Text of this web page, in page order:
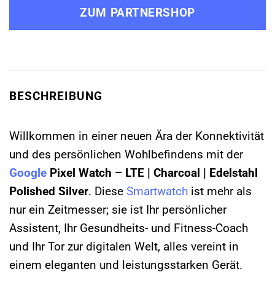
ZUM PARTNERSHOP
BESCHREIBUNG
Willkommen in einer neuen Ära der Konnektivität
und des persönlichen Wohlbefindens mit der
Google Pixel Watch – LTE | Charcoal | Edelstahl
Polished Silver. Diese Smartwatch ist mehr als
nur ein Zeitmesser; sie ist Ihr persönlicher
Assistent, Ihr Gesundheits- und Fitness-Coach
und Ihr Tor zur digitalen Welt, alles vereint in
einem eleganten und leistungsstarken Gerät.